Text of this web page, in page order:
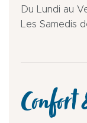
Du Lundi au
Les Samedis
Confort